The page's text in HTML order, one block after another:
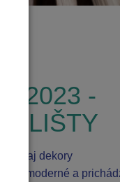
2023 -
A LIŠTY
aj dekory
nemoderné a